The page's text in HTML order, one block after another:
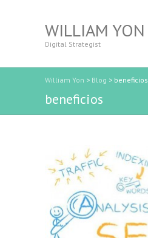
WILLIAM YON
Digital Strategist
William Yon > Blog > beneficios
beneficios